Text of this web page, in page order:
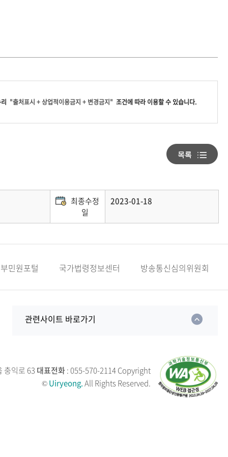
"출처표시 + 상업적이용금지 + 변경금지" 조건에 따라 이용할 수 있습니다.
최종수정
일
2023-01-18
민원포털 국가법령정보센터 방송통신심의위원회
관련사이트 바로가기
충익로 63 대표전화: 055-570-2114Copyright
©Uiryeong.All Rights Reserved.